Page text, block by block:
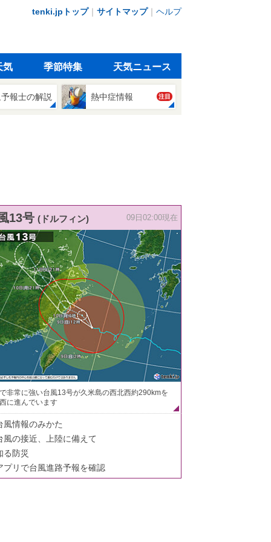
tenki.jpトップ｜ サイトマップ｜ ヘルプ
気 季節特集 天気ニュース
報士の解説 熱中症情報 注目
13号 (ドルフィン) 09日02:00現在
非常に強い台風13号が久米島の西北西約290kmを
に進んでいます
風情報のみかた
風の接近、上陸に備えて
る防災
プリで台風進路予報を確認